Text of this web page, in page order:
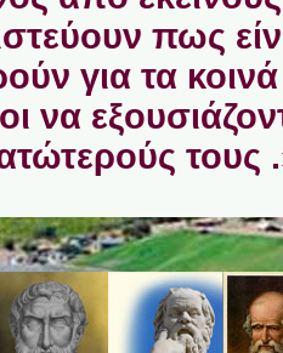
πως
για τα κοινά
να
τους